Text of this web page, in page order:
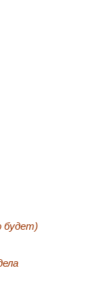
будет)